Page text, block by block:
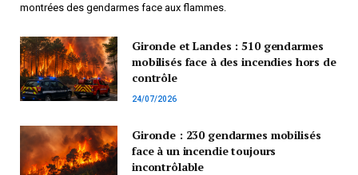
montrées des gendarmes face aux flammes.
Gironde et Landes : 510 gendarmes
mobilisés face à des incendies hors de
contrôle
24/07/2026
Gironde : 230 gendarmes mobilisés
face à un incendie toujours
incontrôlable